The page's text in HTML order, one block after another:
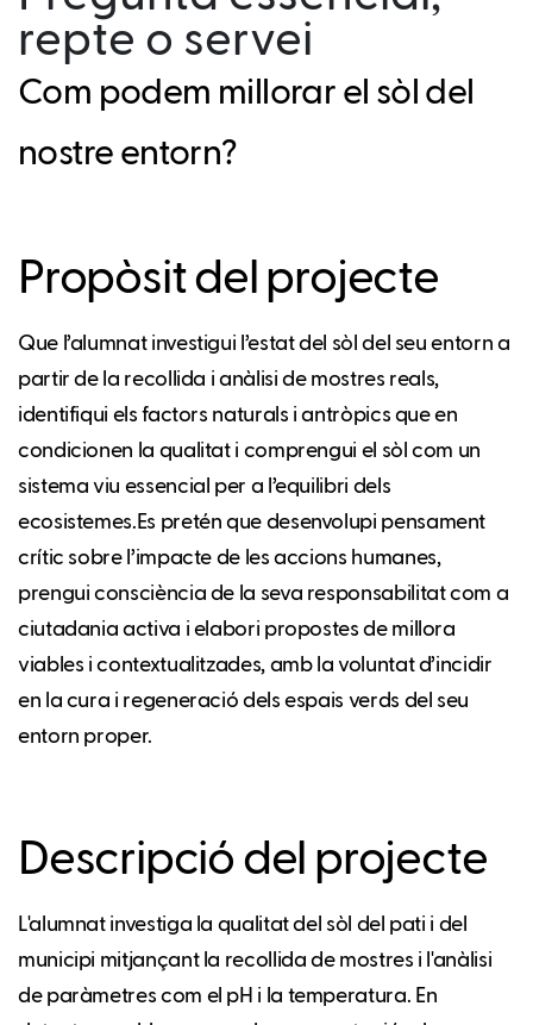
repte o servei
Com podem millorar el sòl del
nostre entorn?
Propòsit del projecte
Que l’alumnat investigui l’estat del sòl del seu entorn a
partir de la recollida i anàlisi de mostres reals,
identifiqui els factors naturals i antròpics que en
condicionen la qualitat i comprengui el sòl com un
sistema viu essencial per a l’equilibri dels
ecosistemes.Es pretén que desenvolupi pensament
crític sobre l’impacte de les accions humanes,
prengui consciència de la seva responsabilitat com a
ciutadania activa i elabori propostes de millora
viables i contextualitzades, amb la voluntat d’incidir
en la cura i regeneració dels espais verds del seu
entorn proper.
Descripció del projecte
L'alumnat investiga la qualitat del sòl del pati i del
municipi mitjançant la recollida de mostres i l'anàlisi
de paràmetres com el pH i la temperatura. En